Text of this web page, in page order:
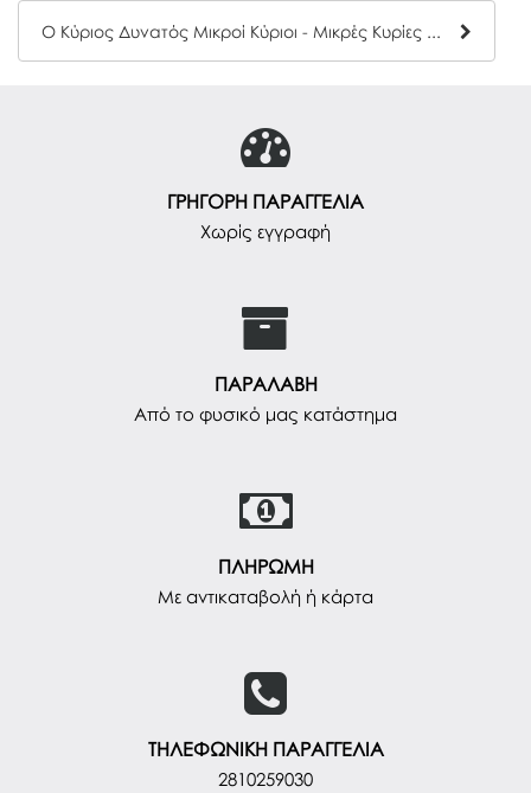
Ο Κύριος Δυνατός Μικροί Κύριοι - Μικρές Κυρίες Hartini Poli 11
ΓΡΗΓΟΡΗ ΠΑΡΑΓΓΕΛΙΑ
Χωρίς εγγραφή
ΠΑΡΑΛΑΒΗ
Από το φυσικό μας κατάστημα
ΠΛΗΡΩΜΗ
Με αντικαταβολή ή κάρτα
ΤΗΛΕΦΩΝΙΚΗ ΠΑΡΑΓΓΕΛΙΑ
2810259030